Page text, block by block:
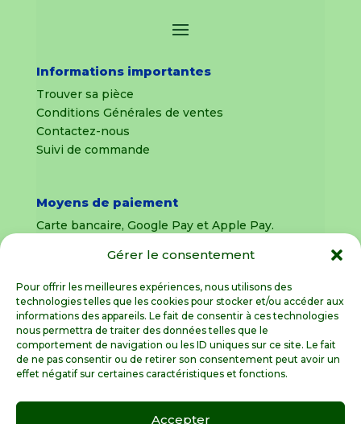
Gérer le consentement
Pour offrir les meilleures expériences, nous utilisons des
technologies telles que les cookies pour stocker et/ou accéder aux
informations des appareils. Le fait de consentir à ces technologies
nous permettra de traiter des données telles que le
comportement de navigation ou les ID uniques sur ce site. Le fait
de ne pas consentir ou de retirer son consentement peut avoir un
effet négatif sur certaines caractéristiques et fonctions.
Accepter
Informations importantes
Trouver sa pièce
Conditions Générales de ventes
Contactez-nous
Suivi de commande
Moyens de paiement
Carte bancaire, Google Pay et Apple Pay.
uniquement
Livraison sous 8 jours pour les pièces
détachées
Livraisons sous 15 jours pour les outillages de
jardin (sous réserve de stock disponible)